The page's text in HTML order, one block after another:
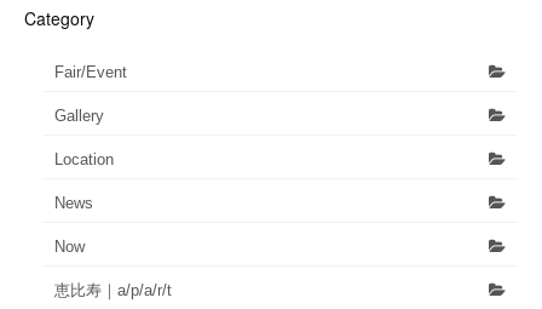
Category
Fair/Event
Gallery
Location
News
Now
恵比寿｜a/p/a/r/t